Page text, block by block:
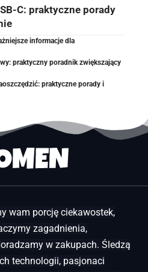
C: praktyczne porady
informacje dla
praktyczny poradnik zwiększający
praktyczne porady i
wam porcję ciekawostek,
zagadnienia,
w zakupach. Śledzą
technologii, pasjonaci